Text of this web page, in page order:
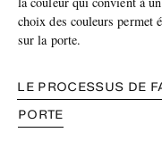
choix des couleurs permet
sur la porte.
LE PROCESSUS DE
PORTE